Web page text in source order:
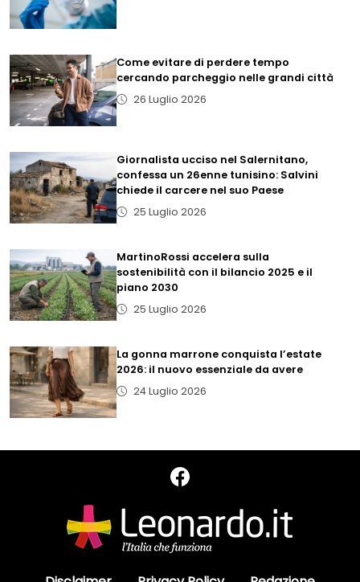
Come evitare di perdere tempo
cercando parcheggio nelle grandi città
26 Luglio 2026
Giornalista ucciso nel Salernitano,
confessa un 26enne tunisino: Salvini
chiede il carcere nel suo Paese
25 Luglio 2026
MartinoRossi accelera sulla
sostenibilità con il bilancio 2025 e il
piano 2030
25 Luglio 2026
La gonna marrone conquista l’estate
2026: il nuovo essenziale da avere
24 Luglio 2026